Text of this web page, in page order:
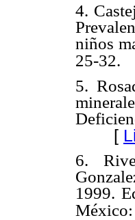
4.
niños
25-32.
5.
[
6.
1999.
México: